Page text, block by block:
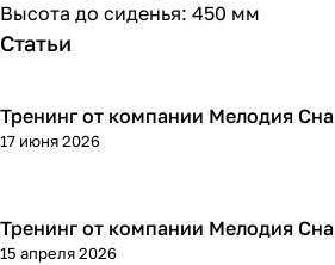
Высота до сиденья: 450 мм
Статьи
Тренинг от компании Мелодия Сна
17 июня 2026
Тренинг от компании Мелодия Сна
15 апреля 2026